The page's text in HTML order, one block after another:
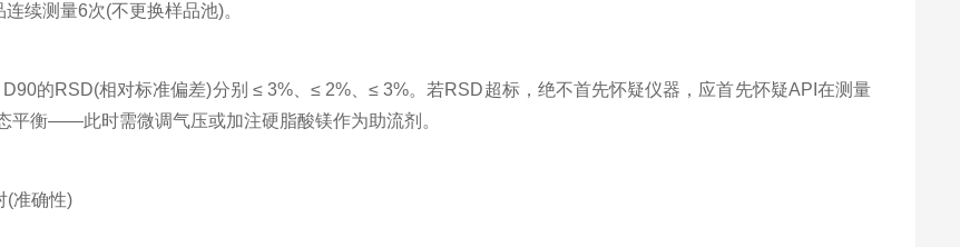
测量6次(不更换样品池)。
的RSD(相对标准偏差)分别 ≤ 3%、≤ 2%、≤ 3%。若RSD超标，绝不首先怀疑仪器，应首先怀疑API在测量
平衡——此时需微调气压或加注硬脂酸镁作为助流剂。
准确性)